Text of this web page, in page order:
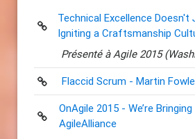
Technical Excellence
Igniting a Craftsmanship
Présenté à Agile 2015
Flaccid Scrum - Martin
OnAgile 2015 - We’re
AgileAlliance